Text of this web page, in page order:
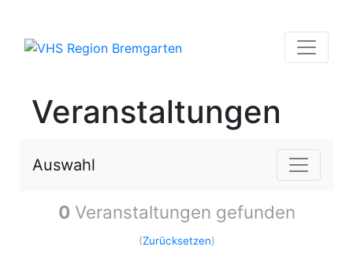
Veranstaltungen
Auswahl
0 Veranstaltungen gefunden
(Zurücksetzen)